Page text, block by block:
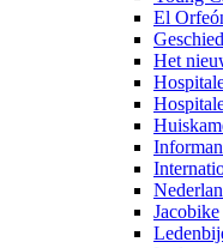
El
Het
Jacobike